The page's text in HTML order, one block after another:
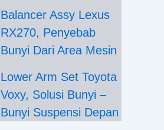
Balancer Assy Lexus
RX270, Penyebab
Bunyi Dari Area Mesin
Lower Arm Set Toyota
Voxy, Solusi Bunyi –
Bunyi Suspensi Depan